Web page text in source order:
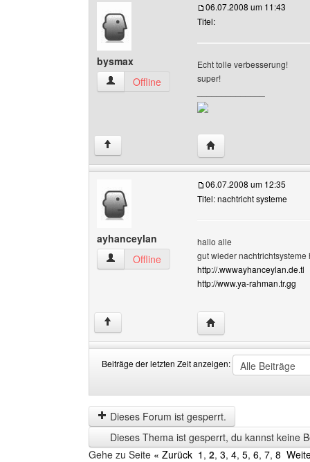
bysmax
bysmax Benutzer-Profile anzeigen
Offline
06.07.2008 um 11:43
Titel:
Echt tolle verbesserung!
super!
↑ Website dieses
ayhanceylan
ayhanceylan Benutzer-Profile anzeigen
Offline
06.07.2008 um 12:35
Titel: nachtricht systeme
hallo alle
gut wieder
http://.wwwayhanceylan.de.tl
http://www.ya-rahman.tr.gg
↑ Website dieses
Beiträge der letzten Zeit anzeigen:
der
letzten
Zeit
anzeigen
by
Dieses Forum ist gesperrt.
Dieses Thema ist gesperrt, du kannst keine
Gehe zu Seite « Zurück 1 , 2, 3, 4, 5, 6, 7, 8